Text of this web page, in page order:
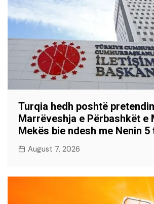
Turqia hedh poshtë
Marrëveshja e Përbashkët e
Mekës bie ndesh me Nenin 5
August 7, 2026